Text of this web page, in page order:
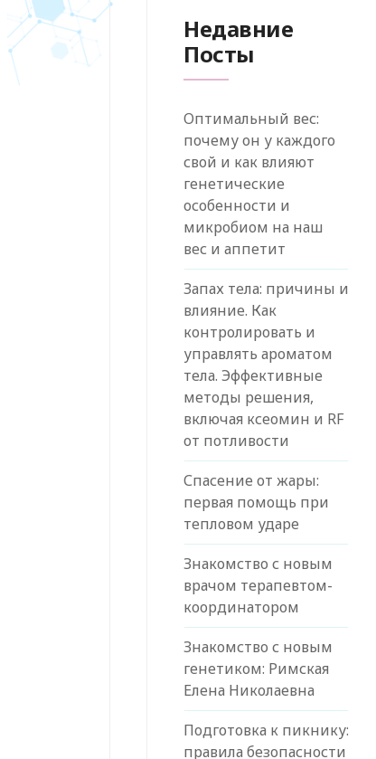
Недавние
Посты
Оптимальный вес:
почему он у каждого
свой и как влияют
генетические
особенности и
микробиом на наш
вес и аппетит
Запах тела: причины и
влияние. Как
контролировать и
управлять ароматом
тела. Эффективные
методы решения,
включая ксеомин и RF
от потливости
Спасение от жары:
первая помощь при
тепловом ударе
Знакомство с новым
врачом терапевтом-
координатором
Знакомство с новым
генетиком: Римская
Елена Николаевна
Подготовка к пикнику:
правила безопасности